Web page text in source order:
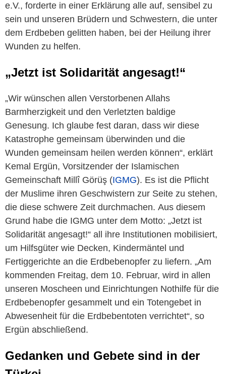
e.V., forderte in einer Erklärung alle auf, sensibel zu
sein und unseren Brüdern und Schwestern, die unter
dem Erdbeben gelitten haben, bei der Heilung ihrer
Wunden zu helfen.
„Jetzt ist Solidarität angesagt!“
„Wir wünschen allen Verstorbenen Allahs
Barmherzigkeit und den Verletzten baldige
Genesung. Ich glaube fest daran, dass wir diese
Katastrophe gemeinsam überwinden und die
Wunden gemeinsam heilen werden können“, erklärt
Kemal Ergün, Vorsitzender der Islamischen
Gemeinschaft Millî Görüş (IGMG). Es ist die Pflicht
der Muslime ihren Geschwistern zur Seite zu stehen,
die diese schwere Zeit durchmachen. Aus diesem
Grund habe die IGMG unter dem Motto: „Jetzt ist
Solidarität angesagt!“ all ihre Institutionen mobilisiert,
um Hilfsgüter wie Decken, Kindermäntel und
Fertiggerichte an die Erdbebenopfer zu liefern. „Am
kommenden Freitag, dem 10. Februar, wird in allen
unseren Moscheen und Einrichtungen Nothilfe für die
Erdbebenopfer gesammelt und ein Totengebet in
Abwesenheit für die Erdbebentoten verrichtet“, so
Ergün abschließend.
Gedanken und Gebete sind in der